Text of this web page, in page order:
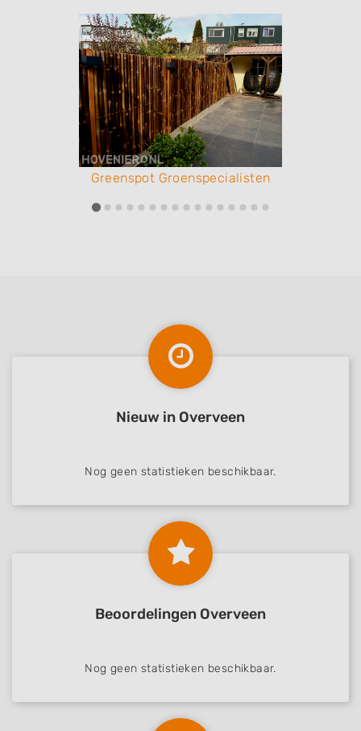
Greenspot Groenspecialisten
Nieuw in Overveen
Nog geen statistieken beschikbaar.
Beoordelingen Overveen
Nog geen statistieken beschikbaar.